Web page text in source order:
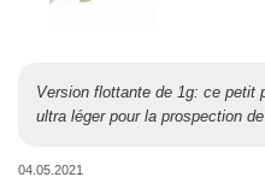
Version flottante de 1g: ce petit
ultra léger pour la prospection
04.05.2021